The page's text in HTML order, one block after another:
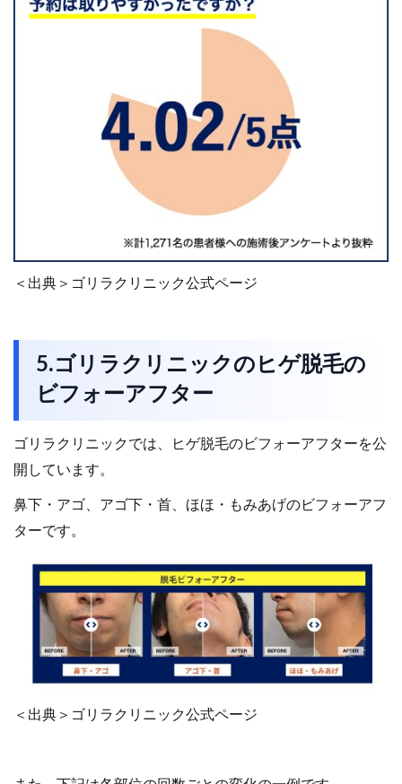
＜出典＞ゴリラクリニック公式ページ
5.ゴリラクリニックのヒゲ脱毛の
ビフォーアフター
ゴリラクリニックでは、ヒゲ脱毛のビフォーアフターを公
開しています。
鼻下・アゴ、アゴ下・首、ほほ・もみあげのビフォーアフ
ターです。
＜出典＞ゴリラクリニック公式ページ